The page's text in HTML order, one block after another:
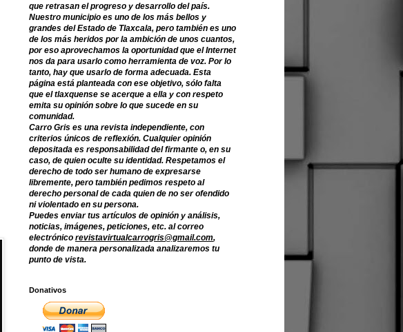
que retrasan el progreso y desarrollo del país.
Nuestro municipio es uno de los más bellos y
grandes del Estado de Tlaxcala, pero también es uno
de los más heridos por la ambición de unos cuantos,
por eso aprovechamos la oportunidad que el Internet
nos da para usarlo como herramienta de voz. Por lo
tanto, hay que usarlo de forma adecuada. Esta
página está planteada con ese objetivo, sólo falta
que el tlaxquense se acerque a ella y con respeto
emita su opinión sobre lo que sucede en su
comunidad.
Carro Gris es una revista independiente, con
criterios únicos de reflexión. Cualquier opinión
depositada es responsabilidad del firmante o, en su
caso, de quien oculte su identidad. Respetamos el
derecho de todo ser humano de expresarse
libremente, pero también pedimos respeto al
derecho personal de cada quien de no ser ofendido
ni violentado en su persona.
Puedes enviar tus artículos de opinión y análisis,
noticias, imágenes, peticiones, etc. al correo
electrónico revistavirtualcarrogris@gmail.com,
donde de manera personalizada analizaremos tu
punto de vista.
Donativos